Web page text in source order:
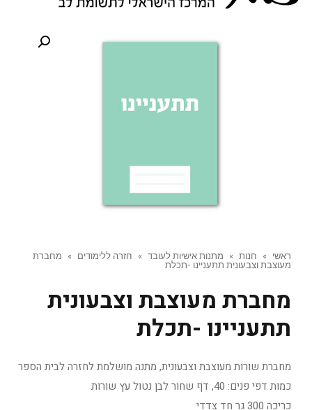
ראשי » חנות » מתנות אישיות לעובד » חזרה ללימודים »
מחברת
מעוצבת וצבעונית תתעניינו -תכלת
מחברת מעוצבת וצבעונית
תתעניינו -תכלת
מחברת שורות מעוצבת וצבעונית, מתנה מושלמת לחזרה לבית הספר
כמות דפי פנים: 40, דף שחור לבן נטול עץ שורות
כריכה 300 גר חד צדדי